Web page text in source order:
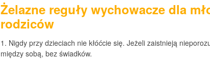
Żelazne reguły wychowacze dla
rodziców
1. Nigdy przy dzieciach nie kłóćcie się. Jeżeli zaistnieją
między sobą, bez świadków.